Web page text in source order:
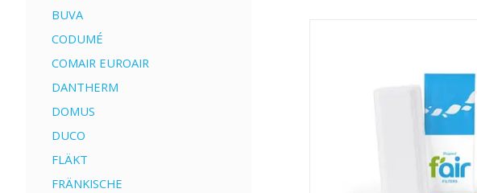
BUVA
CODUMÉ
COMAIR EUROAIR
DANTHERM
DOMUS
DUCO
FLÄKT
FRÄNKISCHE